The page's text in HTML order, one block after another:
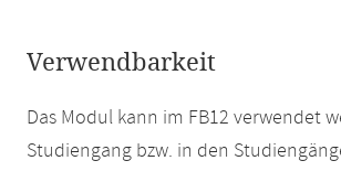
Verwendbarkeit
Das Modul kann im FB12 verwendet
Studiengang bzw. in den